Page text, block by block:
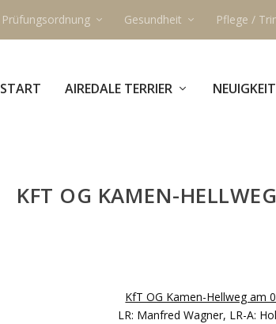
Prüfungsordnung Gesundheit Pflege /
START AIREDALE TERRIER
KFT OG KAMEN-
KfT OG Kamen-Hellweg am
LR: Manfred Wagner, LR-A: